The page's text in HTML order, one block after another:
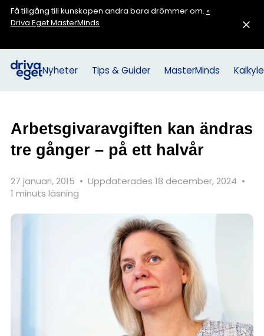
Få tillgång till kunskapen andra bara drömmer om. »
Driva Eget MasterMinds
Nyheter Tips & Guider MasterMinds
Arbetsgivaravgiften kan ändras
tre gånger – på ett halvår
27 januari, 2015 • Uppdaterades 18 december, 2024 •
1 minuts läsning